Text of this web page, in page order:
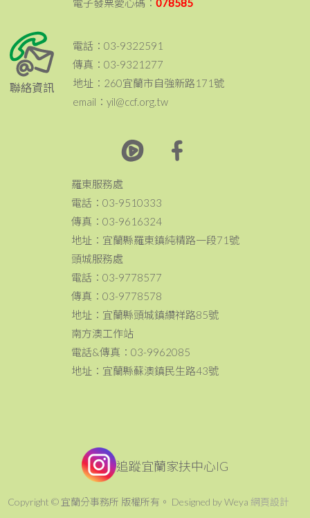
電子發票愛心碼：078585
聯絡資訊
電話：03-9322591
傳真：03-9321277
地址：260宜蘭市自強新路171號
email：yil@ccf.org.tw
羅東服務處
電話：03-9510333
傳真：03-9616324
地址：宜蘭縣羅東鎮純精路一段71號
頭城服務處
電話：03-9778577
傳真：03-9778578
地址：宜蘭縣頭城鎮纘祥路85號
南方澳工作站
電話&傳真：03-9962085
地址：宜蘭縣蘇澳鎮民生路43號
追蹤宜蘭家扶中心IG
Copyright © 宜蘭分事務所 版權所有。 Designed by Weya 網頁設計